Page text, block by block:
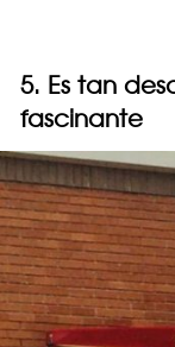
5. Es tan
fascinante